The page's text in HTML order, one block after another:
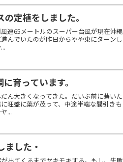
定植をしました。
速65メートルのスーパー台風が現在沖縄
んでいたのが昨日からやや東にターンし
育っています。
ん大きくなってきた。だいぶ前に蒔いた
旺盛に葉が茂って、中途半端な間引きも
...
ました・